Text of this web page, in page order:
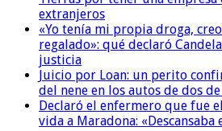
extranjeros
«Yo tenía mi propia droga,
regalado»: qué declaró
justicia
Juicio por Loan: un perito
del nene en los autos de dos
Declaró el enfermero que fue
vida a Maradona: «Descansaba